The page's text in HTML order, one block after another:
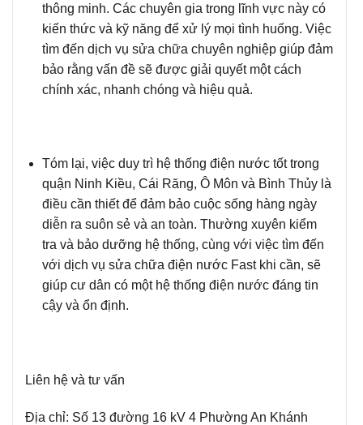
thông minh. Các chuyên gia trong lĩnh vực này có
kiến thức và kỹ năng để xử lý mọi tình huống. Việc
tìm đến dịch vụ sửa chữa chuyên nghiệp giúp đảm
bảo rằng vấn đề sẽ được giải quyết một cách
chính xác, nhanh chóng và hiệu quả.
Tóm lại, việc duy trì hệ thống điện nước tốt trong
quận Ninh Kiều, Cái Răng, Ô Môn và Bình Thủy là
điều cần thiết để đảm bảo cuộc sống hàng ngày
diễn ra suôn sẻ và an toàn. Thường xuyên kiểm
tra và bảo dưỡng hệ thống, cùng với việc tìm đến
với dịch vụ sửa chữa điện nước Fastkhi cần, sẽ
giúp cư dân có một hệ thống điện nước đáng tin
cậy và ổn định.
Liên hệ và tư vấn
Địa chỉ: Số 13 đường 16 kV 4 Phường An Khánh